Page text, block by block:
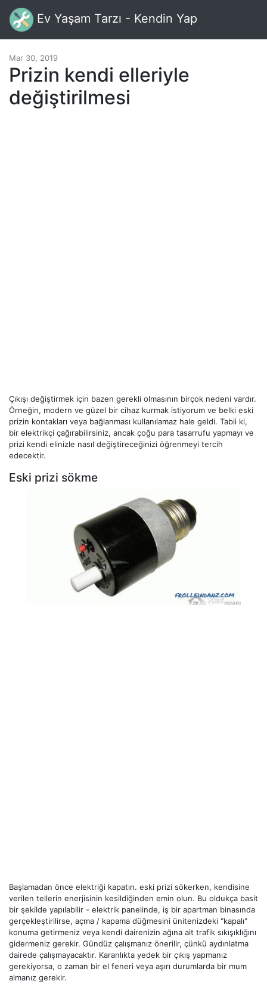
Ev Yaşam Tarzı - Kendin Yap
Mar 30, 2019
Prizin kendi elleriyle
değiştirilmesi
Çıkışı değiştirmek için bazen gerekli olmasının birçok nedeni vardır.
Örneğin, modern ve güzel bir cihaz kurmak istiyorum ve belki eski
prizin kontakları veya bağlanması kullanılamaz hale geldi. Tabii ki,
bir elektrikçi çağırabilirsiniz, ancak çoğu para tasarrufu yapmayı ve
prizi kendi elinizle nasıl değiştireceğinizi öğrenmeyi tercih
edecektir.
Eski prizi sökme
Başlamadan önce elektriği kapatın. eski prizi sökerken, kendisine
verilen tellerin enerjisinin kesildiğinden emin olun. Bu oldukça basit
bir şekilde yapılabilir - elektrik panelinde, iş bir apartman binasında
gerçekleştirilirse, açma / kapama düğmesini ünitenizdeki "kapalı"
konuma getirmeniz veya kendi dairenizin ağına ait trafik sıkışıklığını
gidermeniz gerekir. Gündüz çalışmanız önerilir, çünkü aydınlatma
dairede çalışmayacaktır. Karanlıkta yedek bir çıkış yapmanız
gerekiyorsa, o zaman bir el feneri veya aşırı durumlarda bir mum
almanız gerekir.